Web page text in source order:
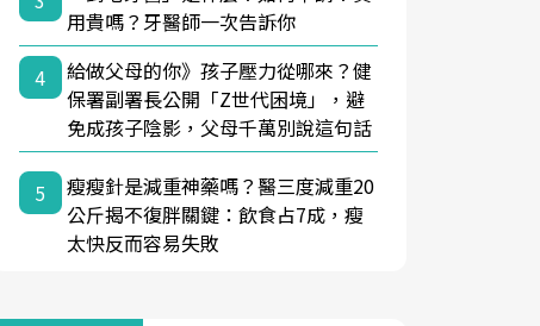
用貴嗎？牙醫師一次告訴你
4
給做父母的你》孩子壓力從哪來？健
保署副署長公開「Z世代困境」，避
免成孩子陰影，父母千萬別說這句話
5
瘦瘦針是減重神藥嗎？醫三度減重20
公斤揭不復胖關鍵：飲食占7成，瘦
太快反而容易失敗